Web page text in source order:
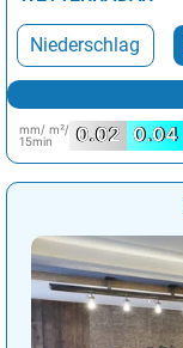
Niederschlag
mm/ m²/
15min
0.02 0.04